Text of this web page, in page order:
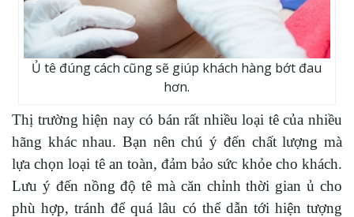
Ủ tê đúng cách cũng sẽ giúp khách hàng bớt đau
hơn.
Thị trường hiện nay có bán rất nhiều loại tê của nhiều
hãng khác nhau. Bạn nên chú ý đến chất lượng mà
lựa chọn loại tê an toàn, đảm bảo sức khỏe cho khách.
Lưu ý đến nồng độ tê mà căn chỉnh thời gian ủ cho
phù hợp, tránh để quá lâu có thể dẫn tới hiện tượng